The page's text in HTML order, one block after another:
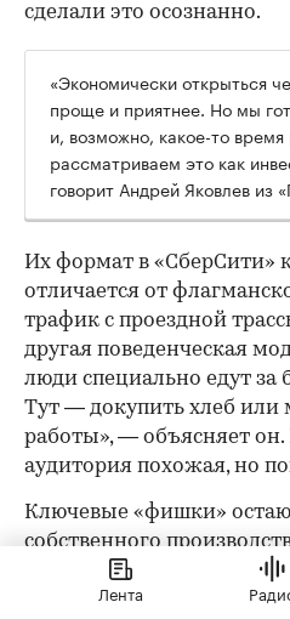
сделали это осознанно.
«Экономически открыться
проще и приятнее. Но мы
и, возможно, какое-то
рассматриваем это как
говорит Андрей Яковлев из
Их формат в «СберСити»
отличается от
трафик с проездной
другая поведенческая
люди специально едут за
Тут — докупить хлеб или
работы», — объясняет
аудитория похожая, но
Ключевые «фишки»
собственного
еда и полуфабрикаты —
более узким, а формат
Лента